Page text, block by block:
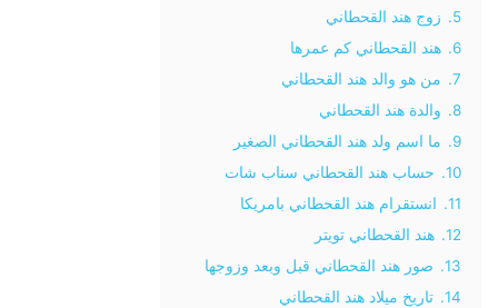
5.
زوج هند القحطاني
6.
هند القحطاني كم عمرها
7.
من هو والد هند القحطاني
8.
والدة هند القحطاني
9.
ما اسم ولد هند القحطاني الصغير
10.
حساب هند القحطاني سناب شات
11.
انستقرام هند القحطاني بامريكا
12.
هند القحطاني تويتر
13.
صور هند القحطاني قبل وبعد وزوجها
14.
تاريخ ميلاد هند القحطاني